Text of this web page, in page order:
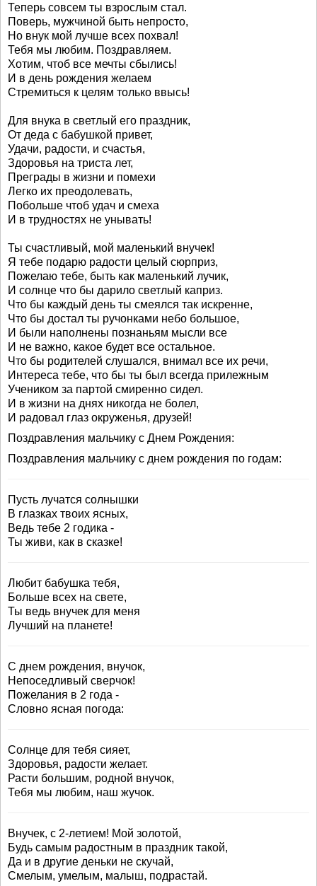
Теперь совсем ты взрослым стал.
Поверь, мужчиной быть непросто,
Но внук мой лучше всех похвал!
Тебя мы любим. Поздравляем.
Хотим, чтоб все мечты сбылись!
И в день рождения желаем
Стремиться к целям только ввысь!
Для внука в светлый его праздник,
От деда с бабушкой привет,
Удачи, радости, и счастья,
Здоровья на триста лет,
Преграды в жизни и помехи
Легко их преодолевать,
Побольше чтоб удач и смеха
И в трудностях не унывать!
Ты счастливый, мой маленький внучек!
Я тебе подарю радости целый сюрприз,
Пожелаю тебе, быть как маленький лучик,
И солнце что бы дарило светлый каприз.
Что бы каждый день ты смеялся так искренне,
Что бы достал ты ручонками небо большое,
И были наполнены познаньям мысли все
И не важно, какое будет все остальное.
Что бы родителей слушался, внимал все их речи,
Интереса тебе, что бы ты был всегда прилежным
Учеником за партой смиренно сидел.
И в жизни на днях никогда не болел,
И радовал глаз окруженья, друзей!
Поздравления мальчику с Днем Рождения:
Поздравления мальчику с днем рождения по годам:
Пусть лучатся солнышки
В глазках твоих ясных,
Ведь тебе 2 годика -
Ты живи, как в сказке!
Любит бабушка тебя,
Больше всех на свете,
Ты ведь внучек для меня
Лучший на планете!
С днем рождения, внучок,
Непоседливый сверчок!
Пожелания в 2 года -
Словно ясная погода:
Солнце для тебя сияет,
Здоровья, радости желает.
Расти большим, родной внучок,
Тебя мы любим, наш жучок.
Внучек, с 2-летием! Мой золотой,
Будь самым радостным в праздник такой,
Да и в другие деньки не скучай,
Смелым, умелым, малыш, подрастай.